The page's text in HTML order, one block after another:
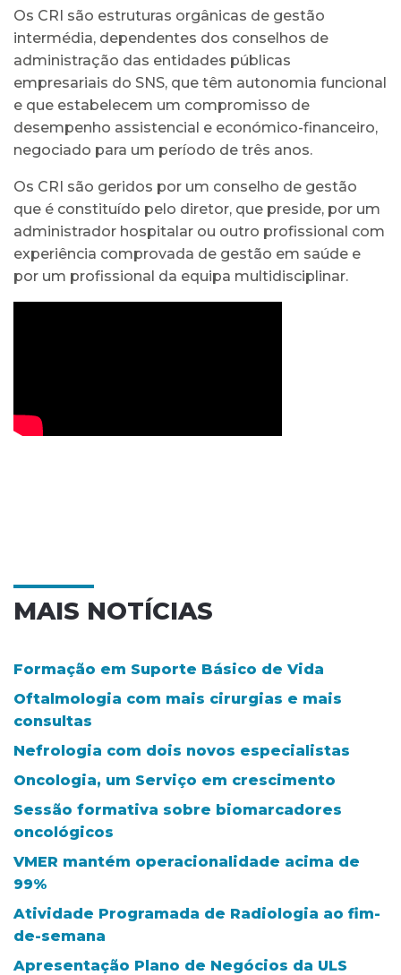
Os CRI são estruturas orgânicas de gestão
intermédia, dependentes dos conselhos de
administração das entidades públicas
empresariais do SNS, que têm autonomia funcional
e que estabelecem um compromisso de
desempenho assistencial e económico-financeiro,
negociado para um período de três anos.
Os CRI são geridos por um conselho de gestão
que é constituído pelo diretor, que preside, por um
administrador hospitalar ou outro profissional com
experiência comprovada de gestão em saúde e
por um profissional da equipa multidisciplinar.
MAIS NOTÍCIAS
Formação em Suporte Básico de Vida
Oftalmologia com mais cirurgias e mais
consultas
Nefrologia com dois novos especialistas
Oncologia, um Serviço em crescimento
Sessão formativa sobre biomarcadores
oncológicos
VMER mantém operacionalidade acima de
99%
Atividade Programada de Radiologia ao fim-
de-semana
Apresentação Plano de Negócios da ULS